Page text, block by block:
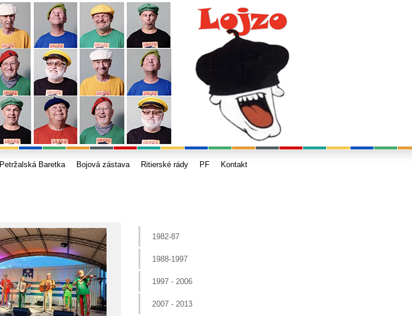
Petržalská Baretka Bojová zástava Ritierské rády PF Kontakt
1982-87
1988-1997
1997 - 2006
2007 - 2013